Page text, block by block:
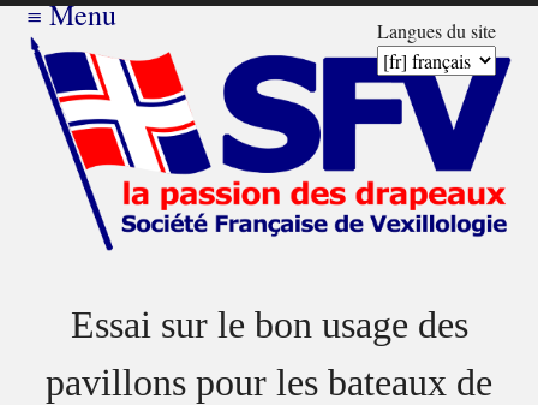
Langues du site
≡Menu
Essai sur le bon usage des
pavillons pour les bateaux de